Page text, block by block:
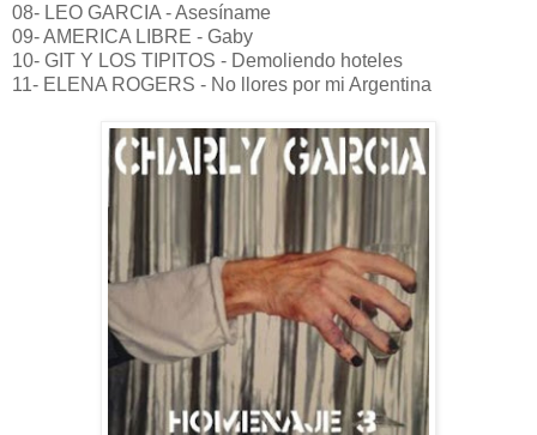
08- LEO GARCIA - Asesíname
09- AMERICA LIBRE - Gaby
10- GIT Y LOS TIPITOS - Demoliendo hoteles
11- ELENA ROGERS - No llores por mi Argentina